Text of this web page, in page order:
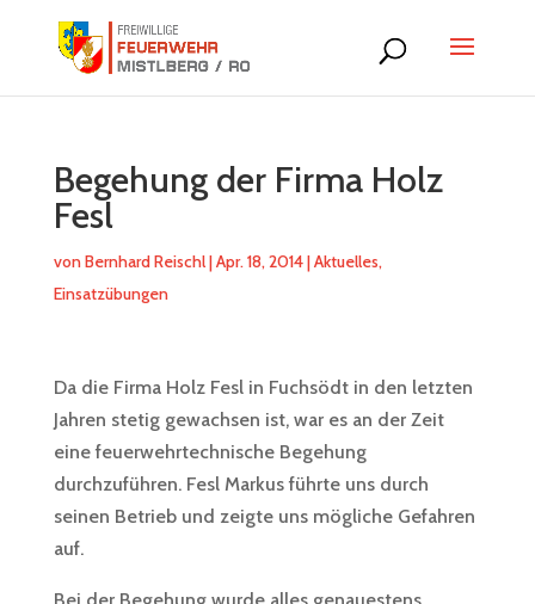
Begehung der Firma Holz
Fesl
vonBernhard Reischl|Apr. 18, 2014|Aktuelles,
Einsatzübungen
Da die Firma Holz Fesl in Fuchsödt in den letzten
Jahren stetig gewachsen ist, war es an der Zeit
eine feuerwehrtechnische Begehung
durchzuführen. Fesl Markus führte uns durch
seinen Betrieb und zeigte uns mögliche Gefahren
auf.